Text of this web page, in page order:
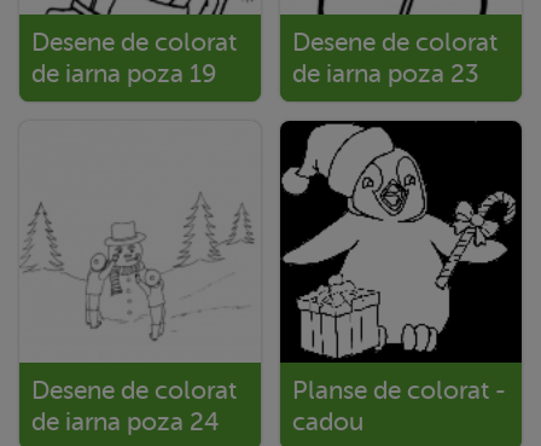
Desene de colorat
de iarna poza 19
Desene de colorat
de iarna poza 23
Desene de colorat
de iarna poza 24
Planse de colorat -
cadou